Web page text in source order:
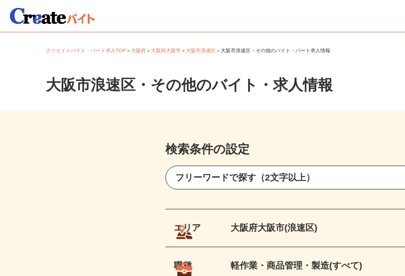
クリエイトバイト・パート求人TOP＞大阪府＞大阪府大阪市＞大阪市浪速区＞大阪市浪速区・その他のバイト・パート求人情報
大阪市浪速区・その他のバイト・求人情報
検索条件の設定
エリア 大阪府大阪市(浪速区)
職種 軽作業・商品管理・製造(すべて)